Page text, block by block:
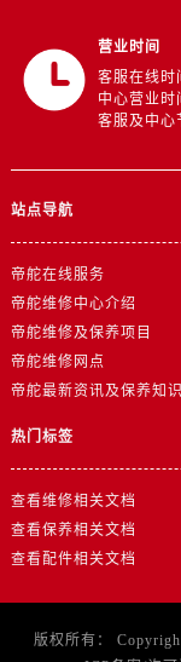
营业时间
客服在线时
中心营业时
客服及中心
站点导航
帝舵在线服务
帝舵维修中心介绍
帝舵维修及保养项目
帝舵维修网点
帝舵最新资讯及保养知识
热门标签
查看维修相关文档
查看保养相关文档
查看配件相关文档
版权所有：